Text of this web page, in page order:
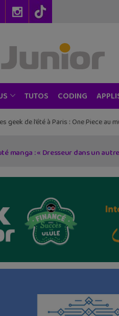
TUTOS CODING
geek de l’été à Paris : One Piece au
manga : « Dresseur dans un